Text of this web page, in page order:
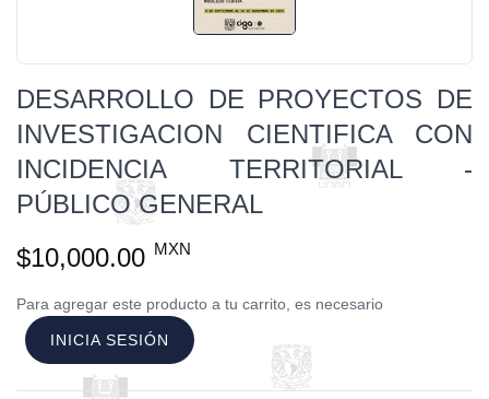
DESARROLLO DE PROYECTOS DE
INVESTIGACION CIENTIFICA CON
INCIDENCIA TERRITORIAL -
PÚBLICO GENERAL
$10,000.00 MXN
Para agregar este producto a tu carrito, es necesario
INICIA SESIÓN